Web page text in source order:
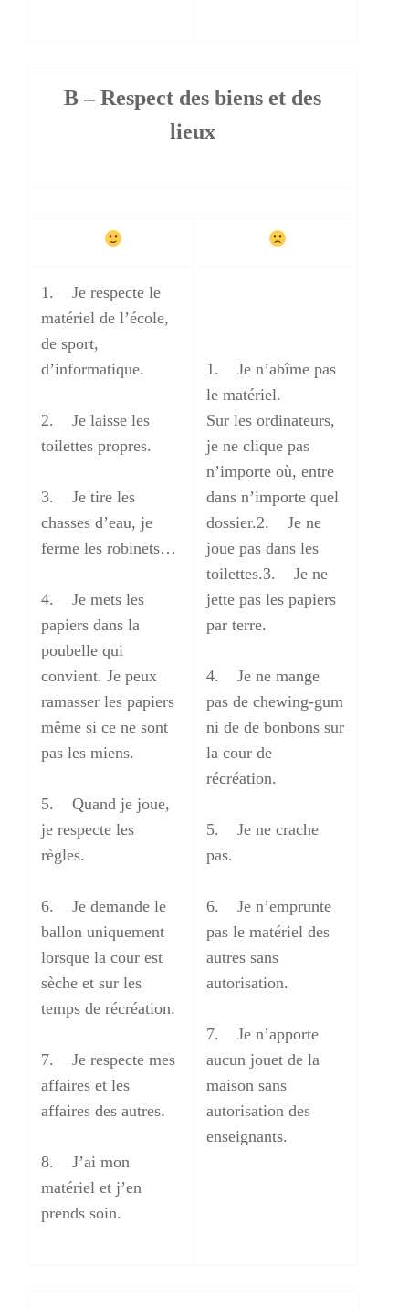
B – Respect des biens et des
lieux
1. Je respecte le
matériel de l’école,
de sport,
d’informatique.
2. Je laisse les
toilettes propres.
3. Je tire les
chasses d’eau, je
ferme les robinets…
4. Je mets les
papiers dans la
poubelle qui
convient. Je peux
ramasser les papiers
même si ce ne sont
pas les miens.
5. Quand je joue,
je respecte les
règles.
6. Je demande le
ballon uniquement
lorsque la cour est
sèche et sur les
temps de récréation.
7. Je respecte mes
affaires et les
affaires des autres.
8. J’ai mon
matériel et j’en
prends soin.
1. Je n’abîme pas
le matériel.
Sur les ordinateurs,
je ne clique pas
n’importe où, entre
dans n’importe quel
dossier.2. Je ne
joue pas dans les
toilettes.3. Je ne
jette pas les papiers
par terre.
4. Je ne mange
pas de chewing-gum
ni de de bonbons sur
la cour de
récréation.
5. Je ne crache
pas.
6. Je n’emprunte
pas le matériel des
autres sans
autorisation.
7. Je n’apporte
aucun jouet de la
maison sans
autorisation des
enseignants.